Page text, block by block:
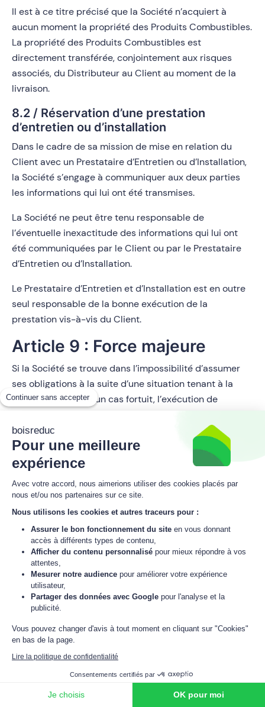
Continuer sans accepter
boisreduc
Pour une meilleure
expérience
Avec votre accord, nous aimerions utiliser des cookies placés par
nous et/ou nos partenaires sur ce site.
Nous utilisons les cookies et autres traceurs pour :
Assurer le bon fonctionnement du site en vous donnant
accès à différents types de contenu,
Afficher du contenu personnalisé pour mieux répondre à vos
attentes,
Mesurer notre audience pour améliorer votre expérience
utilisateur,
Partager des données avec Google pour l'analyse et la
publicité.
Vous pouvez changer d'avis à tout moment en cliquant sur "Cookies"
en bas de la page.
Lire la politique de confidentialité
Consentements certifiés par
Je choisis OK pour moi
Il est à ce titre précisé que la Société n’acquiert à
aucun moment la propriété des Produits Combustibles.
La propriété des Produits Combustibles est
directement transférée, conjointement aux risques
associés, du Distributeur au Client au moment de la
livraison.
8.2 / Réservation d’une prestation
d’entretien ou d’installation
Dans le cadre de sa mission de mise en relation du
Client avec un Prestataire d’Entretien ou d’Installation,
la Société s’engage à communiquer aux deux parties
les informations qui lui ont été transmises.
La Société ne peut être tenu responsable de
l’éventuelle inexactitude des informations qui lui ont
été communiquées par le Client ou par le Prestataire
d’Entretien ou d’Installation.
Le Prestataire d’Entretien et d’Installation est en outre
seul responsable de la bonne exécution de la
prestation vis-à-vis du Client.
Article 9 : Force majeure
Si la Société se trouve dans l’impossibilité d’assumer
ses obligations à la suite d’une situation tenant à la
force majeure ou à un cas fortuit, l’exécution de
résulterait ne justifie la résolution du contrat. Si
l’empêchement est définitif, le contrat est résolu de
plein droit et les parties sont libérées de leurs
1351 et 1351-1 du Code civil.
Par événement de force majeure on entendra tout fait
empêchant l‘exécution totale ou partielle du contrat
qui ne pourrait être surmonté malgré une diligence
raisonnable. Seront considérés comme cas de force
majeure, sans que la liste ne soit limitative, les
événements suivants :
naturels,
-Conflits sociaux,
-Pénuries de matières premières,